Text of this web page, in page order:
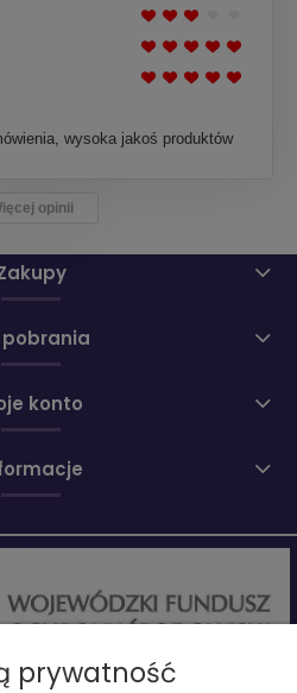
wysoka jakoś produktów
opinii
pobrania
konto
prywatność